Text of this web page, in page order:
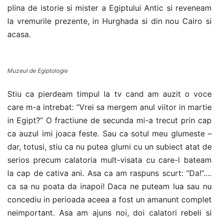
plina de istorie si mister a Egiptului Antic si reveneam
la vremurile prezente, in Hurghada si din nou Cairo si
acasa.
Muzeul de Egiptologie
Stiu ca pierdeam timpul la tv cand am auzit o voce
care m-a intrebat: “Vrei sa mergem anul viitor in martie
in Egipt?” O fractiune de secunda mi-a trecut prin cap
ca auzul imi joaca feste. Sau ca sotul meu glumeste –
dar, totusi, stiu ca nu putea glumi cu un subiect atat de
serios precum calatoria mult-visata cu care-l bateam
la cap de cativa ani. Asa ca am raspuns scurt: “Da!”….
ca sa nu poata da inapoi! Daca ne puteam lua sau nu
concediu in perioada aceea a fost un amanunt complet
neimportant. Asa am ajuns noi, doi calatori rebeli si